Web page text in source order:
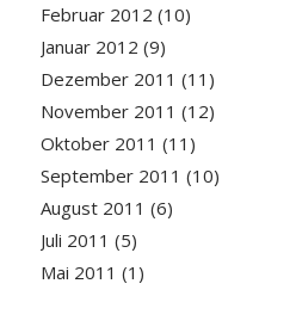
Februar 2012 (10)
Januar 2012 (9)
Dezember 2011 (11)
November 2011 (12)
Oktober 2011 (11)
September 2011 (10)
August 2011 (6)
Juli 2011 (5)
Mai 2011 (1)